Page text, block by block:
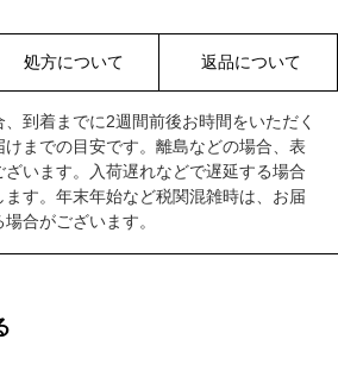
処方について 返品について
到着までに2週間前後お時間をいただく
までの目安です。離島などの場合、表
います。入荷遅れなどで遅延する場合
す。年末年始など税関混雑時は、お届
合がございます。